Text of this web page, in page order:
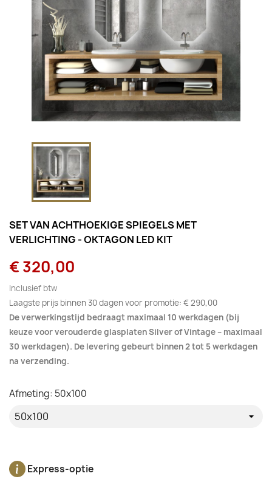
SET VAN ACHTHOEKIGE SPIEGELS MET
VERLICHTING - OKTAGON LED KIT
€ 320,00
Inclusief btw
Laagste prijs binnen 30 dagen voor promotie: € 290,00
De verwerkingstijd bedraagt maximaal 10 werkdagen (bij
keuze voor verouderde glasplaten Silver of Vintage – maximaal
30 werkdagen). De levering gebeurt binnen 2 tot 5 werkdagen
na verzending.
Express-optie
Afmeting: 50x100